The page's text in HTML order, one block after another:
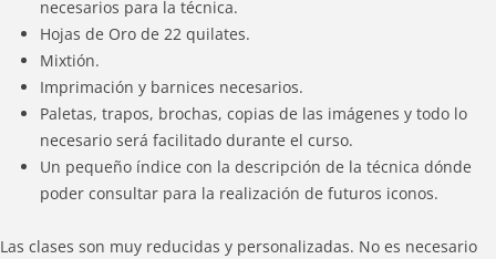
necesarios para la técnica.
Hojas de Oro de 22 quilates.
Mixtión.
Imprimación y barnices necesarios.
Paletas, trapos, brochas, copias de las imágenes y todo lo
necesario será facilitado durante el curso.
Un pequeño índice con la descripción de la técnica dónde
poder consultar para la realización de futuros iconos.
Las clases son muy reducidas y personalizadas. No es necesario